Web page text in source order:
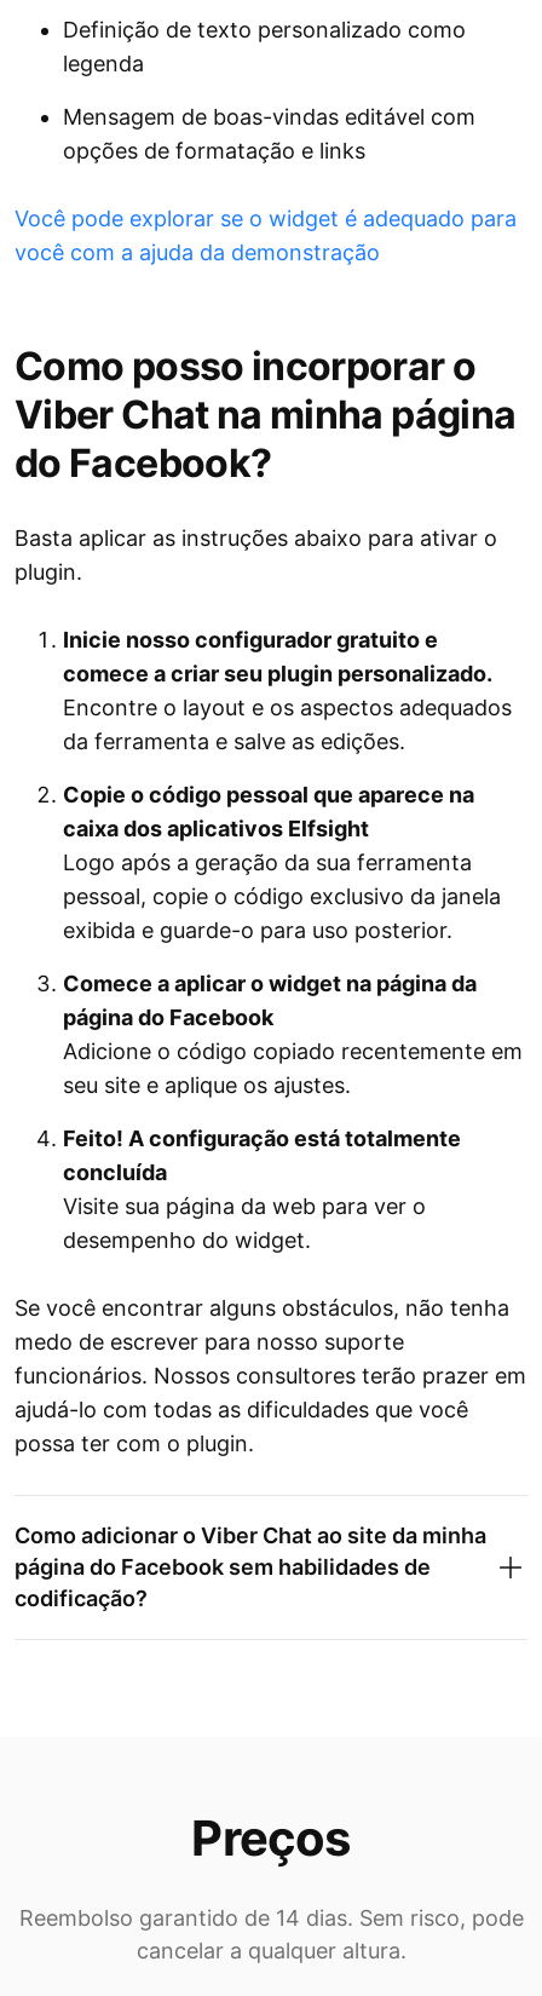
Definição de texto personalizado como
legenda
Mensagem de boas-vindas editável com
opções de formatação e links
Você pode explorar se o widget é adequado para
você com a ajuda da demonstração
Como posso incorporar o
Viber Chat na minha página
do Facebook?
Basta aplicar as instruções abaixo para ativar o
plugin.
Inicie nosso configurador gratuito e
comece a criar seu plugin personalizado.
Encontre o layout e os aspectos adequados
da ferramenta e salve as edições.
Copie o código pessoal que aparece na
caixa dos aplicativos Elfsight
Logo após a geração da sua ferramenta
pessoal, copie o código exclusivo da janela
exibida e guarde-o para uso posterior.
Comece a aplicar o widget na página da
página do Facebook
Adicione o código copiado recentemente em
seu site e aplique os ajustes.
Feito! A configuração está totalmente
concluída
Visite sua página da web para ver o
desempenho do widget.
Se você encontrar alguns obstáculos, não tenha
medo de escrever para nosso suporte
funcionários. Nossos consultores terão prazer em
ajudá-lo com todas as dificuldades que você
possa ter com o plugin.
Como adicionar o Viber Chat ao site da minha
página do Facebook sem habilidades de
codificação?
Preços
Reembolso garantido de 14 dias. Sem risco, pode
cancelar a qualquer altura.